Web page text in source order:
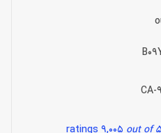
CA-
9,005 ratings